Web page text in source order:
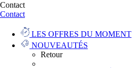
Contact
Contact
LES OFFRES DU MOMENT
NOUVEAUTÉS
Retour